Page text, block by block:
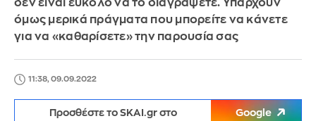
δεν είναι εύκολο να το διαγράψετε. Υπάρχουν
όμως μερικά πράγματα που μπορείτε να κάνετε
για να «καθαρίσετε» την παρουσία σας
11:38, 09.09.2022
Προσθέστε το SKAI.gr στο Google